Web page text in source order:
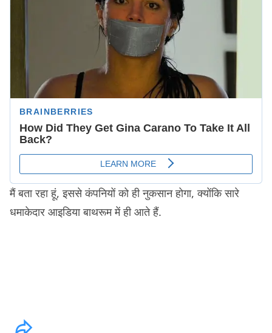
मैं बता रहा हूं, इससे कंपनियों को ही नुकसान होगा, क्योंकि सारे
धमाकेदार आइडिया बाथरूम में ही आते हैं.